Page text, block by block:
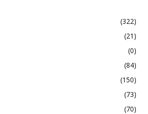
(322)
(21)
(0)
(84)
(150)
(73)
(70)